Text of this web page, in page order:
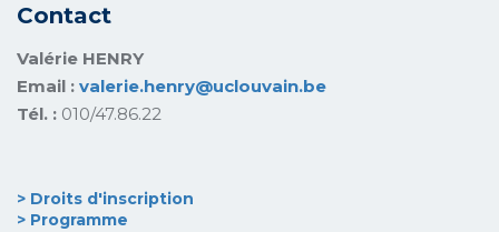
Contact
Valérie HENRY
Email : valerie.henry@uclouvain.be
Tél. : 010/47.86.22
> Droits d'inscription
> Programme